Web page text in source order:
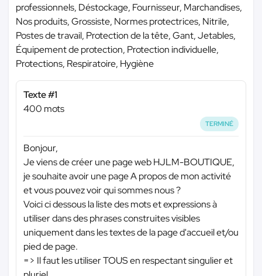
professionnels, Déstockage, Fournisseur, Marchandises,
Nos produits, Grossiste, Normes protectrices, Nitrile,
Postes de travail, Protection de la tête, Gant, Jetables,
Équipement de protection, Protection individuelle,
Protections, Respiratoire, Hygiène
Texte #1
400 mots
TERMINÉ
Bonjour,
Je viens de créer une page web HJLM-BOUTIQUE,
je souhaite avoir une page A propos de mon activité
et vous pouvez voir qui sommes nous ?
Voici ci dessous la liste des mots et expressions à
utiliser dans des phrases construites visibles
uniquement dans les textes de la page d'accueil et/ou
pied de page.
=> Il faut les utiliser TOUS en respectant singulier et